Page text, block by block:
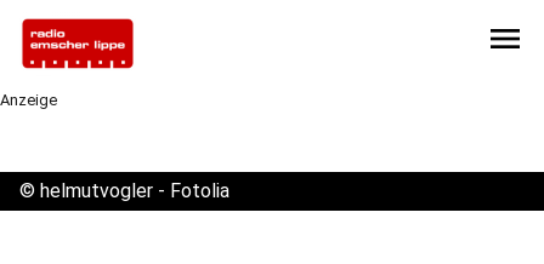
menu
Anzeige
© helmutvogler - Fotolia